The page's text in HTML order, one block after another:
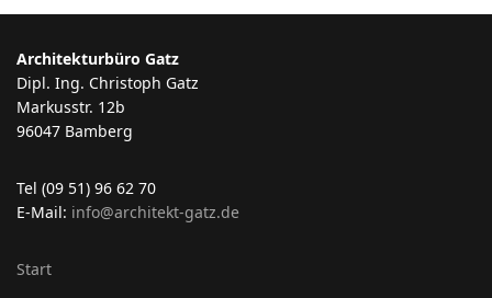
Architekturbüro Gatz
Dipl. Ing. Christoph Gatz
Markusstr. 12b
96047 Bamberg
Tel (09 51) 96 62 70
E-Mail: info@architekt-gatz.de
Start